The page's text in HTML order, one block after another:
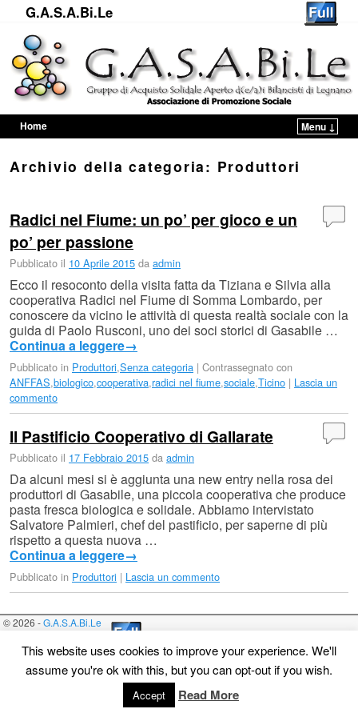
G.A.S.A.Bi.Le
Home
Menu ↓
Archivio della categoria: Produttori
Radici nel Fiume: un po’ per gioco e un
po’ per passione
Pubblicato il 10 Aprile 2015 da admin
Ecco il resoconto della visita fatta da Tiziana e Silvia alla
cooperativa Radici nel Fiume di Somma Lombardo, per
conoscere da vicino le attività di questa realtà sociale con la
guida di Paolo Rusconi, uno dei soci storici di Gasabile …
Continua a leggere→
Pubblicato in Produttori,Senza categoria | Contrassegnato con
ANFFAS,biologico,cooperativa,radici nel fiume,sociale,Ticino | Lascia un
commento
Il Pastificio Cooperativo di Gallarate
Pubblicato il 17 Febbraio 2015 da admin
Da alcuni mesi si è aggiunta una new entry nella rosa dei
produttori di Gasabile, una piccola cooperativa che produce
pasta fresca biologica e solidale. Abbiamo intervistato
Salvatore Palmieri, chef del pastificio, per saperne di più
rispetto a questa nuova …
Continua a leggere→
Pubblicato in Produttori | Lascia un commento
© 2026 -G.A.S.A.Bi.Le
This website uses cookies to improve your experience. We'll
assume you're ok with this, but you can opt-out if you wish.
Accept Read More